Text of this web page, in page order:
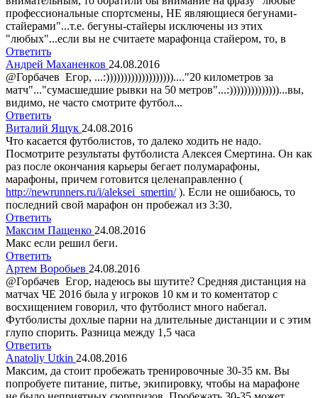
профессиональные спортсмены, НЕ являющиеся бегунами-
стайерами"...т.е. бегуны-стайеры исключены из этих
"любых"...если вы не считаете марафонца стайером, то, в
Ответить
Андрей Маханенков 24.08.2016
@Горбачев Егор, ...:)))))))))))))))))))...."20 километров за
матч"..."сумасшедшие рывки на 50 метров"...:))))))))))))))...вы,
видимо, не часто смотрите футбол...
Ответить
Виталий Ящук 24.08.2016
Что касается футболистов, то далеко ходить не надо.
Посмотрите результаты футболиста Алексея Смертина. Он как
раз после окончания карьеры бегает полумарафоны,
марафоны, причем готовится целенаправленно (
http://newrunners.ru/i/aleksei_smertin/). Если не ошибаюсь, то
последний свой марафон он пробежал из 3:30.
Ответить
Максим Пащенко 24.08.2016
Макс если решил беги.
Ответить
Артем Воробьев 24.08.2016
@Горбачев Егор, надеюсь вы шутите? Средняя дистанция на
матчах ЧЕ 2016 была у игроков 10 км и то коментатор с
восхищением говорил, что футболист много набегал.
Футболисты дохлые парни на длительные дистанции и с этим
глупо спорить. Разница между 1,5 часа
Ответить
Anatoliy Utkin 24.08.2016
Максим, да стоит пробежать тренировочные 30-35 км. Вы
попробуете питание, питье, экипировку, чтобы на марафоне